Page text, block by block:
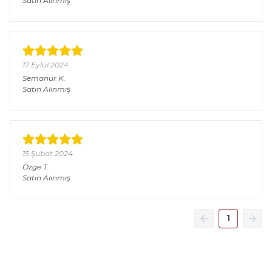
17 Eylül 2024
Semanur K.
Satın Alınmış
15 Şubat 2024
Özge T.
Satın Alınmış
1